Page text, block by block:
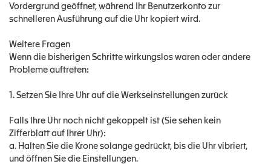
Vordergrund geöffnet, während Ihr Benutzerkonto zur
schnelleren Ausführung auf die Uhr kopiert wird.
Weitere Fragen
Wenn die bisherigen Schritte wirkungslos waren oder andere
Probleme auftreten:
1. Setzen Sie Ihre Uhr auf die Werkseinstellungen zurück
Falls Ihre Uhr noch nicht gekoppelt ist (Sie sehen kein
Zifferblatt auf Ihrer Uhr):
a. Halten Sie die Krone solange gedrückt, bis die Uhr vibriert,
und öffnen Sie die Einstellungen.